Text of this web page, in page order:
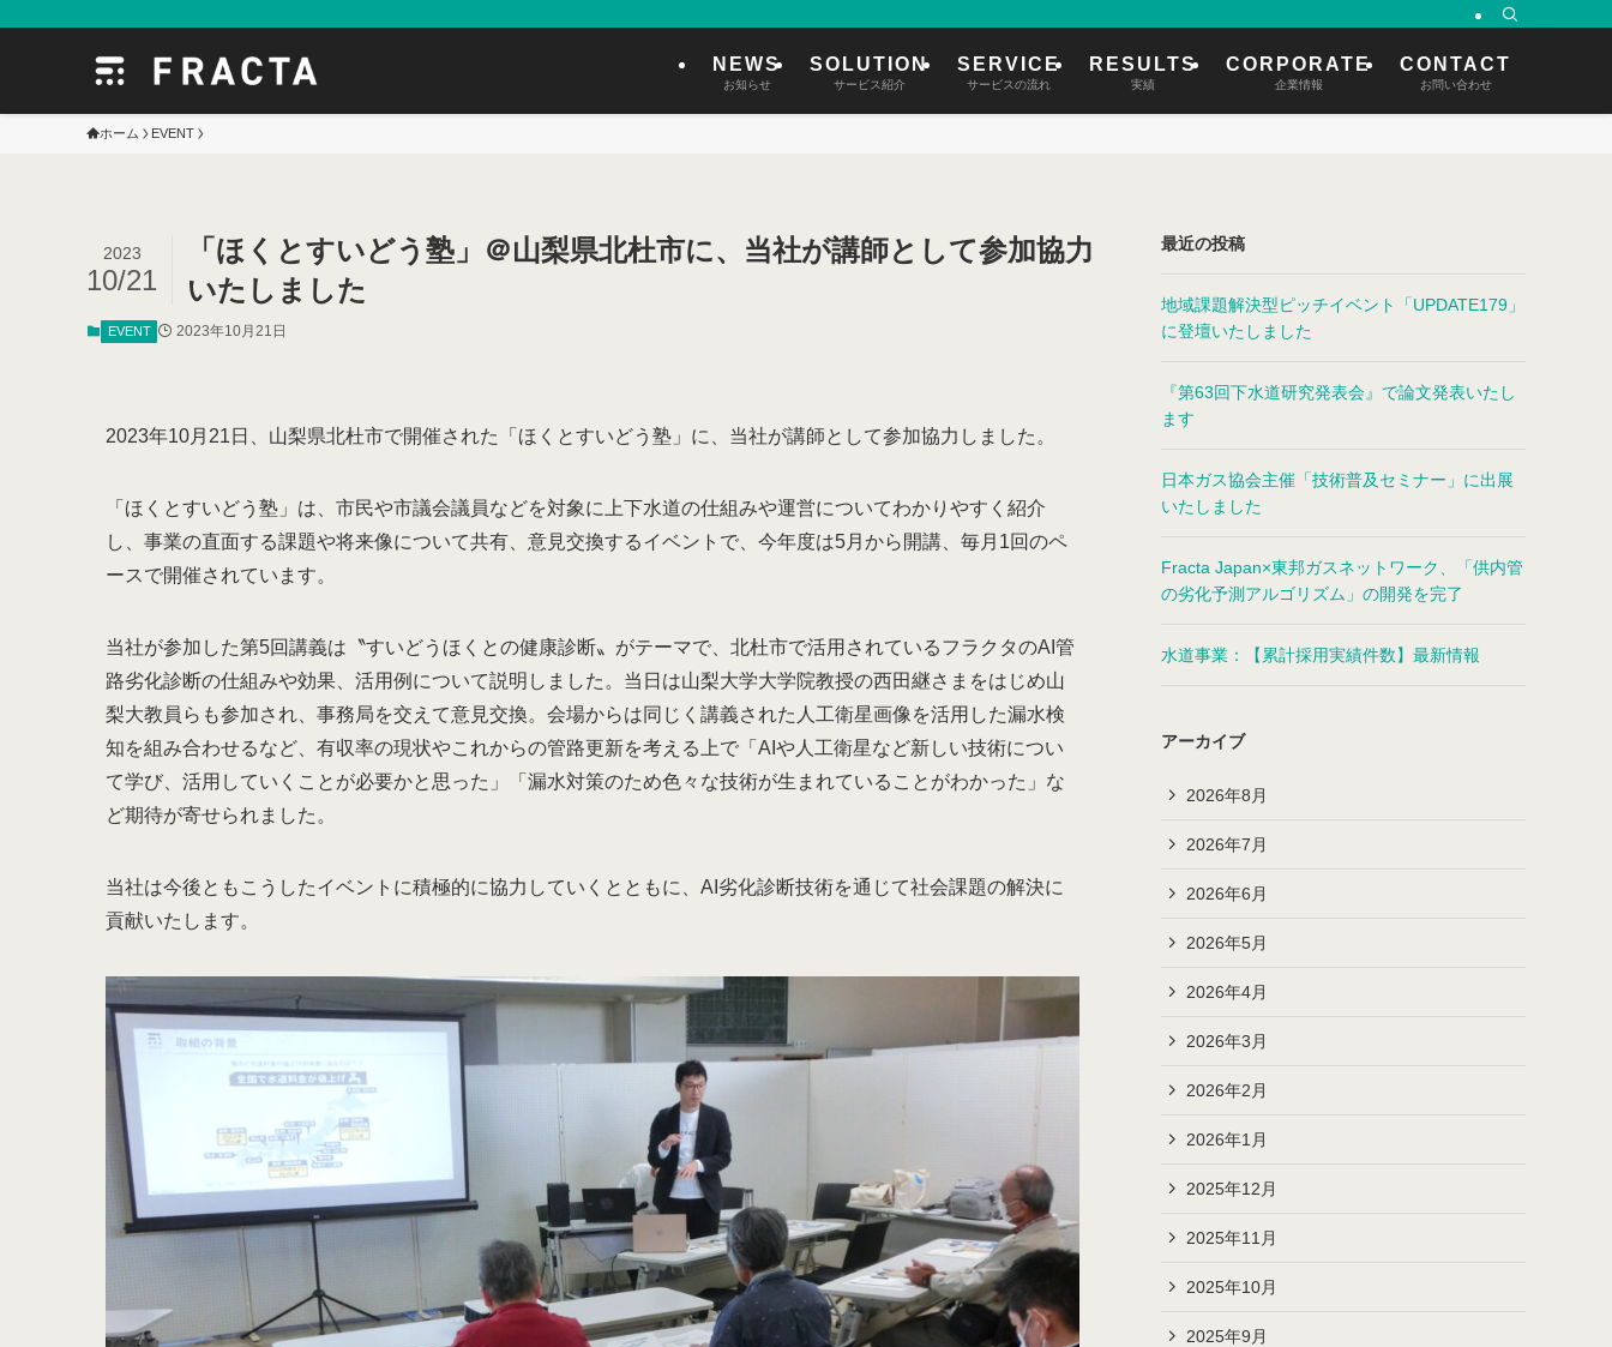
NEWS
お知らせ
SOLUTION
サービス紹介
SERVICE
サービスの流れ
RESULTS
実績
CORPORATE
企業情報
CONTACT
お問い合わせ
ホーム EVENT
「ほくとすいどう塾」＠山梨県北杜市に、当社が講師として参加協力
いたしました
2023
10/21
EVENT 2023年10月21日
2023年10月21日、山梨県北杜市で開催された「ほくとすいどう塾」に、当社が講師として参加協力しました。
「ほくとすいどう塾」は、市民や市議会議員などを対象に上下水道の仕組みや運営についてわかりやすく紹介
し、事業の直面する課題や将来像について共有、意見交換するイベントで、今年度は5月から開講、毎月1回のペ
ースで開催されています。
当社が参加した第5回講義は〝すいどうほくとの健康診断〟がテーマで、北杜市で活用されているフラクタのAI管
路劣化診断の仕組みや効果、活用例について説明しました。当日は山梨大学大学院教授の西田継さまをはじめ山
梨大教員らも参加され、事務局を交えて意見交換。会場からは同じく講義された人工衛星画像を活用した漏水検
知を組み合わせるなど、有収率の現状やこれからの管路更新を考える上で「AIや人工衛星など新しい技術につい
て学び、活用していくことが必要かと思った」「漏水対策のため色々な技術が生まれていることがわかった」な
ど期待が寄せられました。
当社は今後ともこうしたイベントに積極的に協力していくとともに、AI劣化診断技術を通じて社会課題の解決に
貢献いたします。
最近の投稿
地域課題解決型ピッチイベント「UPDATE179」
に登壇いたしました
『第63回下水道研究発表会』で論文発表いたし
ます
日本ガス協会主催「技術普及セミナー」に出展
いたしました
Fracta Japan×東邦ガスネットワーク、「供内管
の劣化予測アルゴリズム」の開発を完了
水道事業：【累計採用実績件数】最新情報
アーカイブ
2026年8月
2026年7月
2026年6月
2026年5月
2026年4月
2026年3月
2026年2月
2026年1月
2025年12月
2025年11月
2025年10月
2025年9月